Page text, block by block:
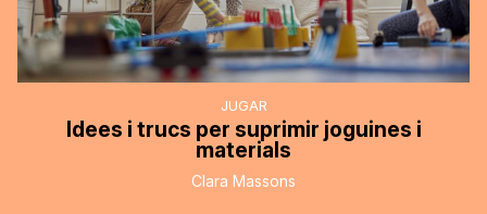
JUGAR
Idees i trucs per suprimir joguines i
materials
Clara Massons